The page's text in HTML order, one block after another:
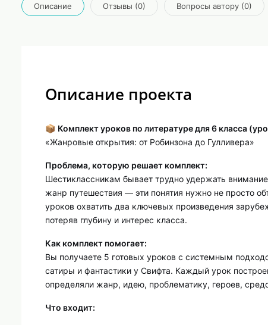
Описание Отзывы (0) Вопросы автору (0)
Описание проекта
📦 Комплект уроков по литературе для 6 класса
«Жанровые открытия: от Робинзона до Гулливера»
Проблема, которую решает комплект:
Шестиклассникам бывает трудно удержать
жанр путешествия — эти понятия нужно не просто
уроков охватить два ключевых произведения
потеряв глубину и интерес класса.
Как комплект помогает:
Вы получаете 5 готовых уроков с системным
сатиры и фантастики у Свифта. Каждый урок
определяли жанр, идею, проблематику, героев,
Что входит: